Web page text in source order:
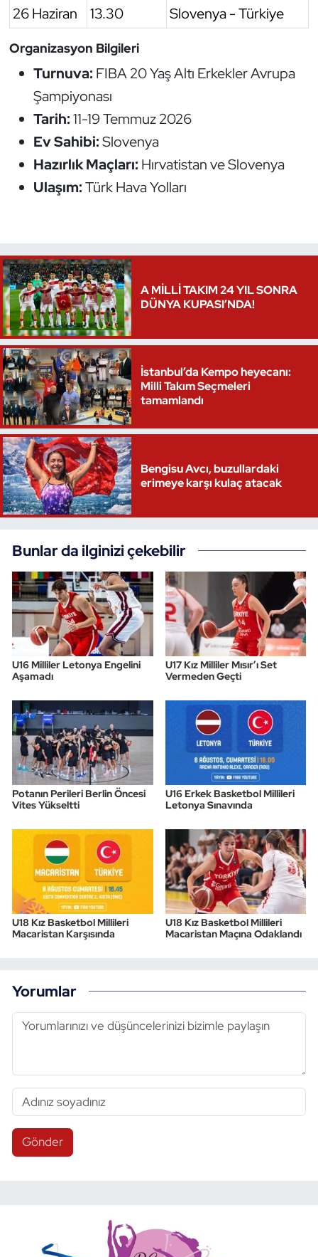
26 Haziran 13.30 Slovenya - Türkiye
Organizasyon Bilgileri
Turnuva: FIBA 20 Yaş Altı Erkekler Avrupa
Şampiyonası
Tarih:11-19 Temmuz 2026
Ev Sahibi:Slovenya
Hazırlık Maçları: Hırvatistan ve Slovenya
Ulaşım:Türk Hava Yolları
A MİLLİ TAKIM 24 YIL SONRA
DÜNYA KUPASI’NDA!
İstanbul’da Kempo heyecanı:
Milli Takım Seçmeleri
tamamlandı
Bengisu Avcı, buzullardaki
erimeye karşı kulaç atacak
Bunlar da ilginizi çekebilir
U16 Milliler Letonya Engelini
Aşamadı
U17 Kız Milliler Mısır’ı Set
Vermeden Geçti
Potanın Perileri Berlin Öncesi
Vites Yükseltti
U16 Erkek Basketbol Millileri
Letonya Sınavında
U18 Kız Basketbol Millileri
Macaristan Karşısında
U18 Kız Basketbol Millileri
Macaristan Maçına Odaklandı
Yorumlar
Gönder